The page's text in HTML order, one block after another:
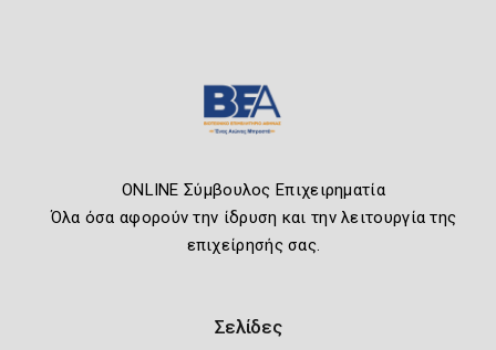
ONLINE Σύμβουλος Επιχειρηματία
Όλα όσα αφορούν την ίδρυση και την λειτουργία της
επιχείρησής σας.
Σελίδες